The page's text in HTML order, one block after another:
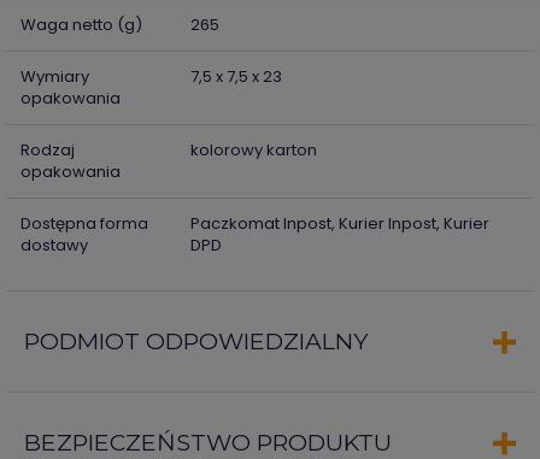
Waga netto (g) 265
Wymiary
opakowania
7,5 x 7,5 x 23
Rodzaj
opakowania
kolorowy karton
Dostępna forma
dostawy
Paczkomat Inpost, Kurier Inpost, Kurier
DPD
PODMIOT ODPOWIEDZIALNY
BEZPIECZEŃSTWO PRODUKTU